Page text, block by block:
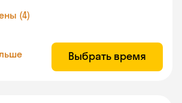
(4)
Выбрать время